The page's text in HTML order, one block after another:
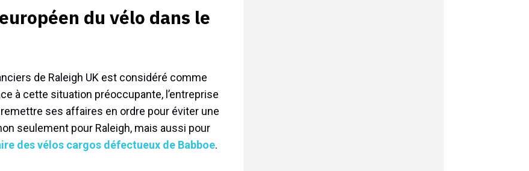
du vélo dans le
de Raleigh UK est considéré comme
à cette situation préoccupante, l’entreprise
ses affaires en ordre pour éviter une
seulement pour Raleigh, mais aussi pour
des vélos cargos défectueux de Babboe.